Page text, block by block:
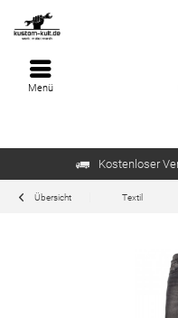
Kostenloser
Menü
Übersicht Textil